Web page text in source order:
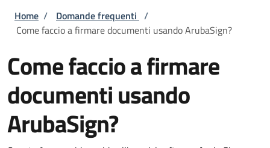
Briciole di pane
Home / Domande frequenti /
Come faccio a firmare documenti usando ArubaSign?
Come faccio a firmare
documenti usando
ArubaSign?